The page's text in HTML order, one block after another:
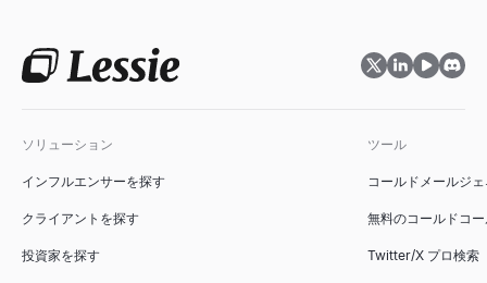
採用メールテンプレート
詳しく見る→
ソリューション
インフルエンサーを探す
クライアントを探す
投資家を探す
ツール
コールドメールジ
無料のコールドコ
Twitter/X プロ検索